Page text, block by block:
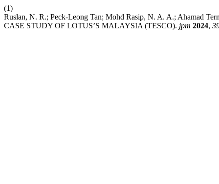
(1)
Ruslan, N. R.; Peck-Leong Tan; Mohd Rasip, N. A. A.; Ahamad
CASE STUDY OF LOTUS’S MALAYSIA (TESCO). jpm 2024,